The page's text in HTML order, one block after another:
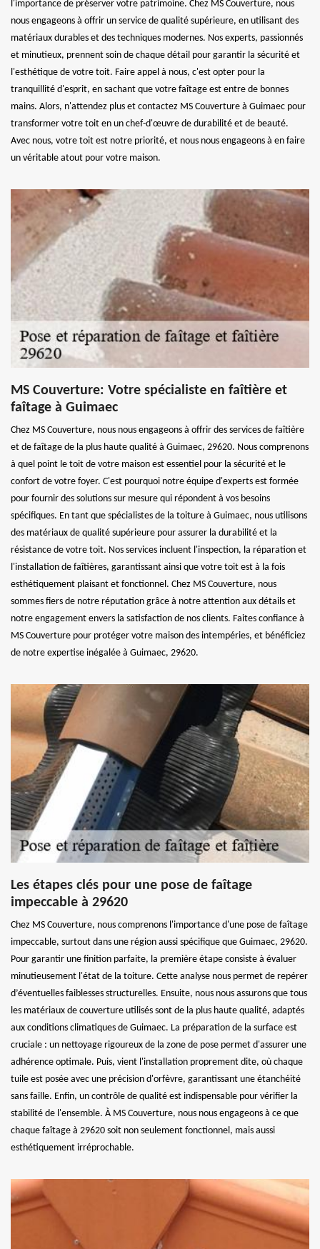
l'importance de préserver votre patrimoine. Chez MS Couverture, nous
nous engageons à offrir un service de qualité supérieure, en utilisant des
matériaux durables et des techniques modernes. Nos experts, passionnés
et minutieux, prennent soin de chaque détail pour garantir la sécurité et
l'esthétique de votre toit. Faire appel à nous, c'est opter pour la
tranquillité d'esprit, en sachant que votre faîtage est entre de bonnes
mains. Alors, n'attendez plus et contactez MS Couverture à Guimaec pour
transformer votre toit en un chef-d'œuvre de durabilité et de beauté.
Avec nous, votre toit est notre priorité, et nous nous engageons à en faire
un véritable atout pour votre maison.
MS Couverture: Votre spécialiste en faîtière et
faîtage à Guimaec
Chez MS Couverture, nous nous engageons à offrir des services de faîtière
et de faîtage de la plus haute qualité à Guimaec, 29620. Nous comprenons
à quel point le toit de votre maison est essentiel pour la sécurité et le
confort de votre foyer. C'est pourquoi notre équipe d'experts est formée
pour fournir des solutions sur mesure qui répondent à vos besoins
spécifiques. En tant que spécialistes de la toiture à Guimaec, nous utilisons
des matériaux de qualité supérieure pour assurer la durabilité et la
résistance de votre toit. Nos services incluent l'inspection, la réparation et
l'installation de faîtières, garantissant ainsi que votre toit est à la fois
esthétiquement plaisant et fonctionnel. Chez MS Couverture, nous
sommes fiers de notre réputation grâce à notre attention aux détails et
notre engagement envers la satisfaction de nos clients. Faites confiance à
MS Couverture pour protéger votre maison des intempéries, et bénéficiez
de notre expertise inégalée à Guimaec, 29620.
Les étapes clés pour une pose de faîtage
impeccable à 29620
Chez MS Couverture, nous comprenons l'importance d'une pose de faîtage
impeccable, surtout dans une région aussi spécifique que Guimaec, 29620.
Pour garantir une finition parfaite, la première étape consiste à évaluer
minutieusement l'état de la toiture. Cette analyse nous permet de repérer
d’éventuelles faiblesses structurelles. Ensuite, nous nous assurons que tous
les matériaux de couverture utilisés sont de la plus haute qualité, adaptés
aux conditions climatiques de Guimaec. La préparation de la surface est
cruciale : un nettoyage rigoureux de la zone de pose permet d'assurer une
adhérence optimale. Puis, vient l'installation proprement dite, où chaque
tuile est posée avec une précision d'orfèvre, garantissant une étanchéité
sans faille. Enfin, un contrôle de qualité est indispensable pour vérifier la
stabilité de l'ensemble. À MS Couverture, nous nous engageons à ce que
chaque faîtage à 29620 soit non seulement fonctionnel, mais aussi
esthétiquement irréprochable.